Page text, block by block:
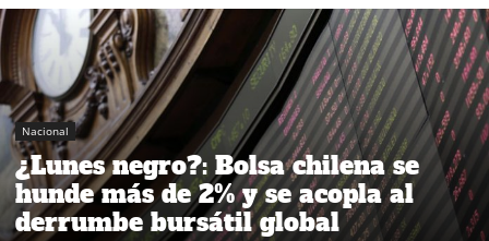
Nacional
¿Lunes negro?: Bolsa chilena se
hunde más de 2% y se acopla al
derrumbe bursátil global